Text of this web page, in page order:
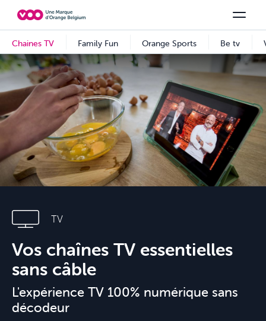
Choisissez votre combinaison Voir tous les packs
Chaines TV Family Fun Orange Sports Be tv
TV
Vos chaînes TV essentielles
sans câble
L'expérience TV 100% numérique sans
décodeur